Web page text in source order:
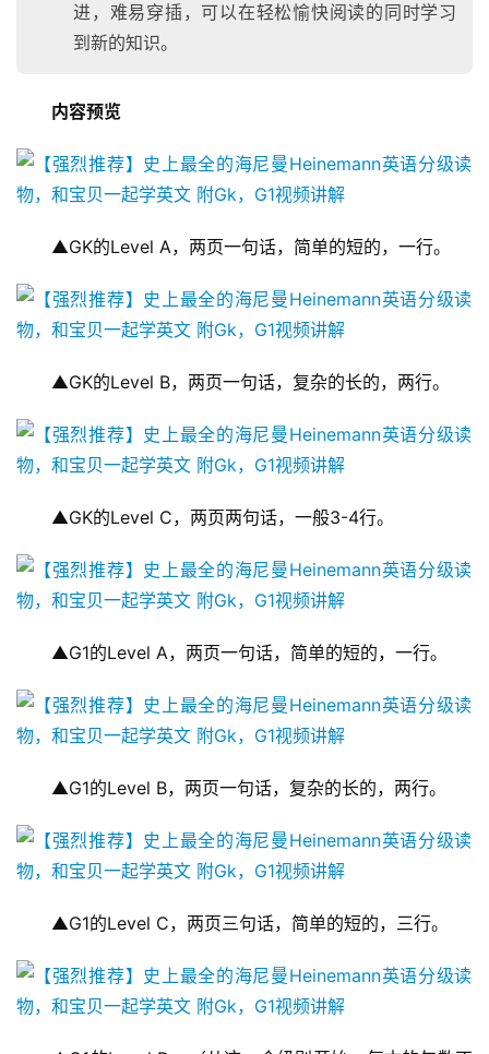
页
进，难易穿插，可以在轻松愉快阅读的同时学习
到新的知识。
内容预览
▲GK的Level A，两页一句话，简单的短的，一行。
▲GK的Level B，两页一句话，复杂的长的，两行。
▲GK的Level C，两页两句话，一般3-4行。
▲G1的Level A，两页一句话，简单的短的，一行。
▲G1的Level B，两页一句话，复杂的长的，两行。
▲G1的Level C，两页三句话，简单的短的，三行。